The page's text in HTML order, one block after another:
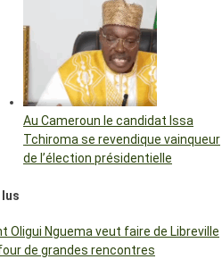
Au Cameroun le candidat Issa
Tchiroma se revendique vainqueur
de l’élection présidentielle
lus
Oligui Nguema veut faire de Libreville
de grandes rencontres